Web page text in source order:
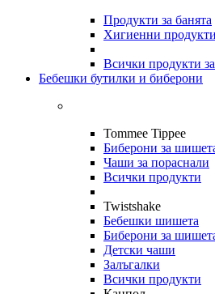
Продукти за банята
Хигиенни продукти
Всички продукти
Бебешки бутилки и биберони
Tommee Tippee
Биберони за
Чаши за пораснали
Всички продукти
Twistshake
Бебешки шишета
Биберони за
Детски чаши
Залъгалки
Всички продукти